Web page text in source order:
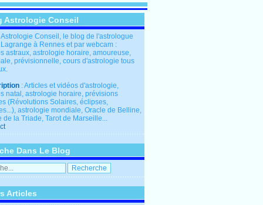
Astrologie Conseil
Astrologie Conseil, le blog de l'astrologue
Lagrange à Rennes et par webcam :
astraux, astrologie horaire, amoureuse,
prévisionnelle, cours d'astrologie tous
: Articles et vidéos d'astrologie,
natal, astrologie horaire, prévisions
(Révolutions Solaires, éclipses,
astrologie mondiale, Oracle de Belline,
de la Triade, Tarot de Marseille...
Dans Le Blog
Articles